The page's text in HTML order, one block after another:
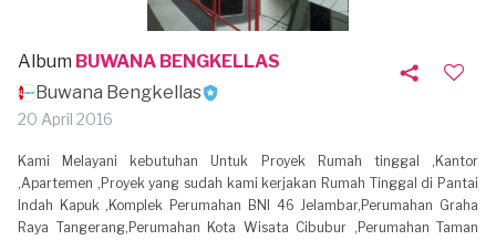
Album BUWANA BENGKELLAS
Buwana Bengkellas
20 April 2016
Kami Melayani kebutuhan Untuk Proyek Rumah tinggal ,Kantor
,Apartemen ,Proyek yang sudah kami kerjakan Rumah Tinggal di Pantai
Indah Kapuk ,Komplek Perumahan BNI 46 Jelambar,Perumahan Graha
Raya Tangerang,Perumahan Kota Wisata Cibubur ,Perumahan Taman